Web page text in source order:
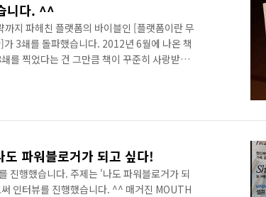
니다. ^^
지 파헤친 플랫폼의 바이블인 [플랫폼이란 무
3쇄를 돌파했습니다. 2012년 6월에 나온 책
를 찍었다는 건 그만큼 책이 꾸준히 사랑받고
저 혼자서 쓴 책으로는 3쇄를 처음으로 넘
스, 무엇이고 어떻게 활용할 것인가?], [100만
파워블로거가 되고 싶다!
진행했습니다. 주제는 '나도 파워블로거가 되
인터뷰를 진행했습니다. ^^ 매거진 MOUTH